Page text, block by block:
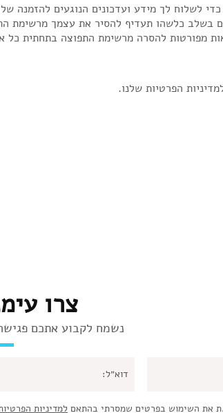
לשלוח לך מידע ועדכונים הנוגעים להזמנה
בשלב כלשהו תעדיף להסיר את עצמך מרשימת
מפורטות להסרה מרשימת התפוצה בתחתית כל
הפרטיות שלנו.
צרו
נשמח לקבוע אתכם
את השימוש בפרטים שמסרתי בהתאם למדיניות